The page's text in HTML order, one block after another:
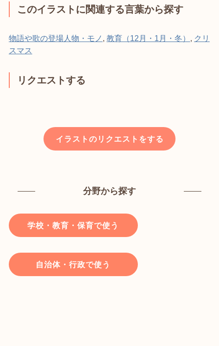
このイラストに関連する言葉から探す
物語や歌の登場人物・モノ 教育（12月・1月・冬）
クリ
スマス
リクエストする
イラストのリクエストをする
分野から探す
学校・教育・保育で使う
自治体・行政で使う